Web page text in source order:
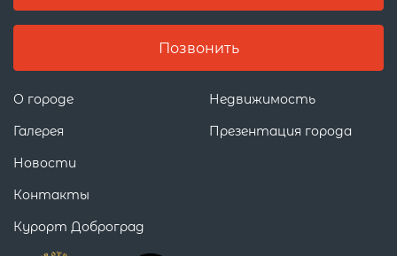
О городе
Недвижимость
Галерея
Новости
Контакты
Курорт Доброград
Презентация города
Позвонить